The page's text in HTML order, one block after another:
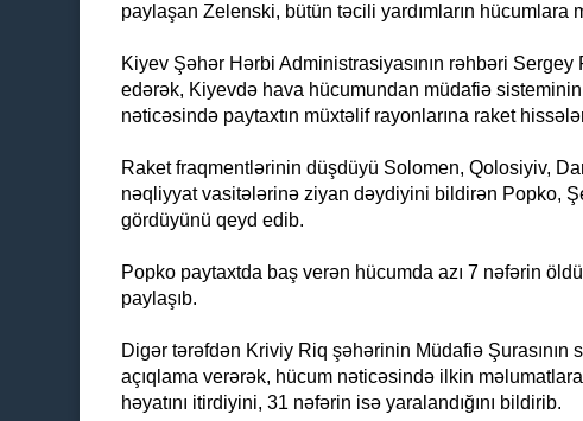
paylaşan Zelenski, bütün təcili yardımların
Kiyev Şəhər Hərbi Administrasiyasının rəhbəri
edərək, Kiyevdə hava hücumundan müdafiə
nəticəsində paytaxtın müxtəlif rayonlarına raket
Raket fraqmentlərinin düşdüyü Solomen, Qolosiyiv,
nəqliyyat vasitələrinə ziyan dəydiyini bildirən Popko,
gördüyünü qeyd edib.
Popko paytaxtda baş verən hücumda azı 7 nəfərin
paylaşıb.
Digər tərəfdən Kriviy Riq şəhərinin Müdafiə
açıqlama verərək, hücum nəticəsində ilkin
həyatını itirdiyini, 31 nəfərin isə yaralandığını bildirib.